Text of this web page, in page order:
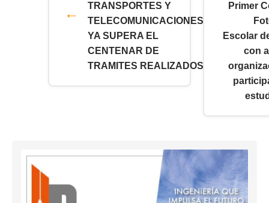
TRANSPORTES Y
TELECOMUNICACIONES
YA SUPERA EL
CENTENAR DE
TRAMITES REALIZADOS
Primer
Escolar
con